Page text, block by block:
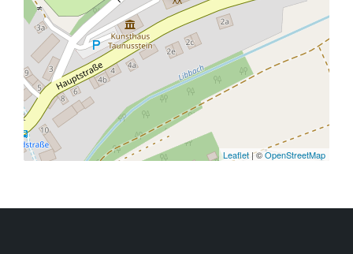
Leaflet| ©OpenStreetMap